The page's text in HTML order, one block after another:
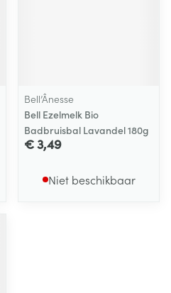
Bell’Ânesse
Bell Ezelmelk Bio
Badbruisbal Lavandel 180g
€ 3,49
Niet beschikbaar